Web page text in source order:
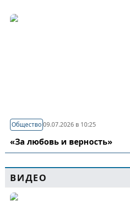
Общество09.07.2026 в 10:25
«За любовь и верность»
ВИДЕО